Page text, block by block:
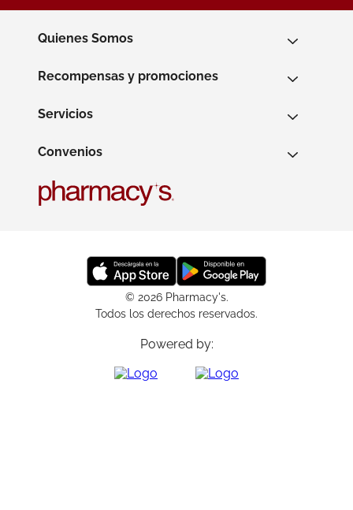
Quienes Somos
Recompensas y promociones
Servicios
Convenios
© 2026 Pharmacy's.
Todos los derechos reservados.
Powered by: